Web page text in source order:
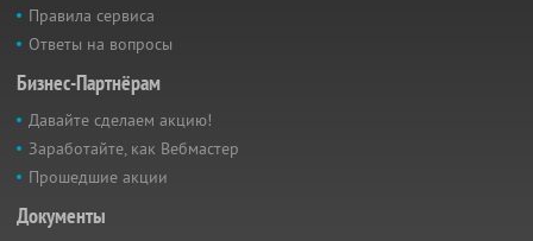
Правила сервиса
Ответы на вопросы
Бизнес-Партнёрам
Давайте сделаем акцию!
Заработайте, как Вебмастер
Прошедшие акции
Документы